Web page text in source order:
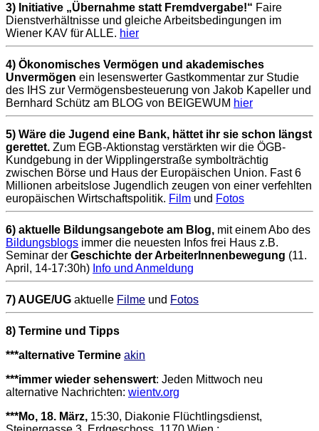
3) Initiative „Übernahme statt Fremdvergabe!“ Faire
Dienstverhältnisse und gleiche Arbeitsbedingungen im
Wiener KAV für ALLE. hier
4) Ökonomisches Vermögen und akademisches
Unvermögen ein lesenswerter Gastkommentar zur Studie
des IHS zur Vermögensbesteuerung von Jakob Kapeller und
Bernhard Schütz am BLOG von BEIGEWUM hier
5) Wäre die Jugend eine Bank, hättet ihr sie schon längst
gerettet. Zum EGB-Aktionstag verstärkten wir die ÖGB-
Kundgebung in der Wipplingerstraße symbolträchtig
zwischen Börse und Haus der Europäischen Union. Fast 6
Millionen arbeitslose Jugendlich zeugen von einer verfehlten
europäischen Wirtschaftspolitik. Film und Fotos
6) aktuelle Bildungsangebote am Blog, mit einem Abo des
Bildungsblogs immer die neuesten Infos frei Haus z.B.
Seminar der Geschichte der ArbeiterInnenbewegung (11.
April, 14-17:30h) Info und Anmeldung
7) AUGE/UG aktuelle Filme und Fotos
8) Termine und Tipps
***alternative Termine akin
***immer wieder sehenswert: Jeden Mittwoch neu
alternative Nachrichten: wientv.org
***Mo, 18. März, 15:30, Diakonie Flüchtlingsdienst,